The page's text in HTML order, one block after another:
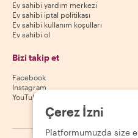
Ev sahibi yardım merkezi
Ev sahibi iptal politikası
Ev sahibi kullanım koşulları
Ev sahibi ol
Bizi takip et
Facebook
Instagram
YouTube
Çerez İzni
Platformumuzda size